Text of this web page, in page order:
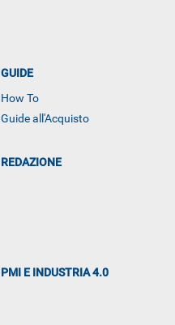
GUIDE
How To
Guide all'Acquisto
REDAZIONE
PMI E INDUSTRIA 4.0